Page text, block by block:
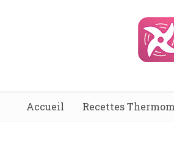
Accueil Recettes